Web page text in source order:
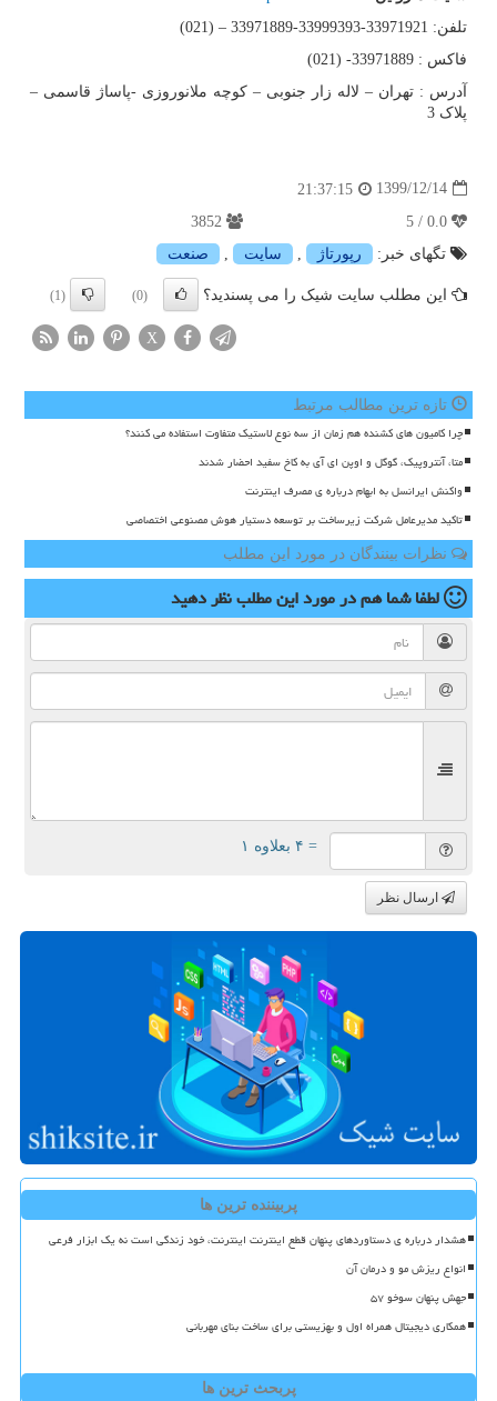
تلفن: 33971921-33999393-33971889 – (021)
فاکس : 33971889- (021)
آدرس : تهران – لاله زار جنوبی – کوچه ملانوروزی -پاساژ قاسمی –
پلاک 3
1399/12/14
21:37:15
تگهای خبر:
رپورتاژ , سایت , صنعت
این مطلب سایت شیک را می پسندید؟ (0)
(1)
X
تازه ترین مطالب مرتبط
چرا کامیون های کشنده هم زمان از سه نوع لاستیک متفاوت استفاده می کنند؟
متا، آنتروپیک، گوگل و اوپن ای آی به کاخ سفید احضار شدند
واکنش ایرانسل به ابهام درباره ی مصرف اینترنت
تاکید مدیرعامل شرکت زیرساخت بر توسعه دستیار هوش مصنوعی اختصاصی
نظرات بینندگان در مورد این مطلب
لطفا شما همدر مورد این مطلبنظر دهید
= ۴ بعلاوه ۱
ارسال نظر
پربیننده ترین ها
هشدار درباره ی دستاوردهای پنهان قطع اینترنت اینترنت، خود زندگی است نه یک ابزار فرعی
انواع ریزش مو و درمان آن
جهش پنهان سوخو ۵۷
همکاری دیجیتال همراه اول و بهزیستی برای ساخت بنای مهربانی
پربحث ترین ها